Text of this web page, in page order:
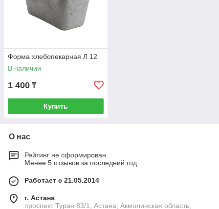
Форма хлебопекарная Л 12
В наличии
1 400 ₸
Купить
О нас
Рейтинг не сформирован
Менее 5 отзывов за последний год
Работает с 21.05.2014
г. Астана
проспект Туран 83/1, Астана, Акмолинская область,